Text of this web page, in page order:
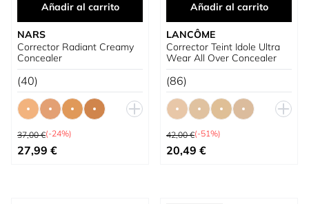
Añadir al carrito
NARS
Corrector Radiant Creamy
Concealer
(40)
Precio habitual
37,00 €(-24%)
Tan bajo como
27,99 €
Añadir al carrito
LANCÔME
Corrector Teint Idole Ultra
Wear All Over Concealer
(86)
Precio habitual
42,00 €(-51%)
Tan bajo como
20,49 €